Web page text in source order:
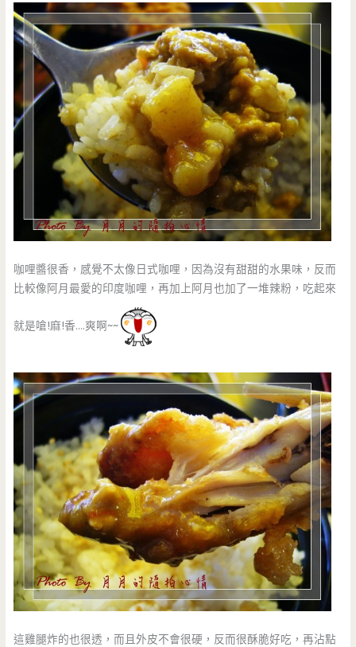
咖哩醬很香，感覺不太像日式咖哩，因為沒有甜甜的水果味，反而
比較像阿月最愛的印度咖哩，再加上阿月也加了一堆辣粉，吃起來
就是嗆!麻!香….爽啊~~
這雞腿炸的也很透，而且外皮不會很硬，反而很酥脆好吃，再沾點